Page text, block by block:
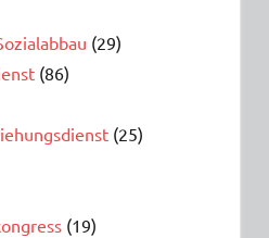
(29)
(86)
(25)
(19)